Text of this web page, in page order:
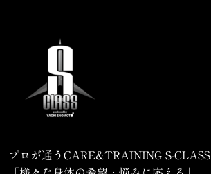
プロが通うCARE&TRAINING S-CLASS